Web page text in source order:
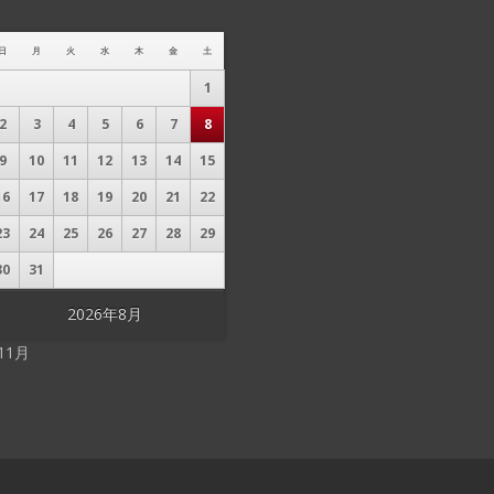
2026年8月
日 月 火 水 木 金 土
1
2
3 4 5 6 7
8
9
10 11 12 13 14
15
17 18 19 20 21
22
24 25 26 27 28
29
31
月